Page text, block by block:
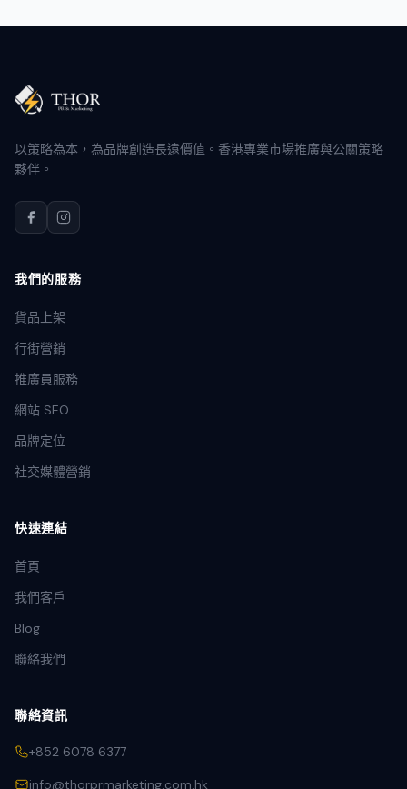
以策略為本，為品牌創造長遠價值。香港專業市場推廣與公關策略
夥伴。
我們的服務
貨品上架
行街營銷
推廣員服務
網站 SEO
品牌定位
社交媒體營銷
快速連結
首頁
我們客戶
Blog
聯絡我們
聯絡資訊
+852 6078 6377
info@thorprmarketing.com.hk